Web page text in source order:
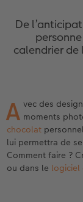
App
De
calendrier de
A vec des
moments
chocolat
lui permettra de
Comment faire ?
ou dans le logiciel